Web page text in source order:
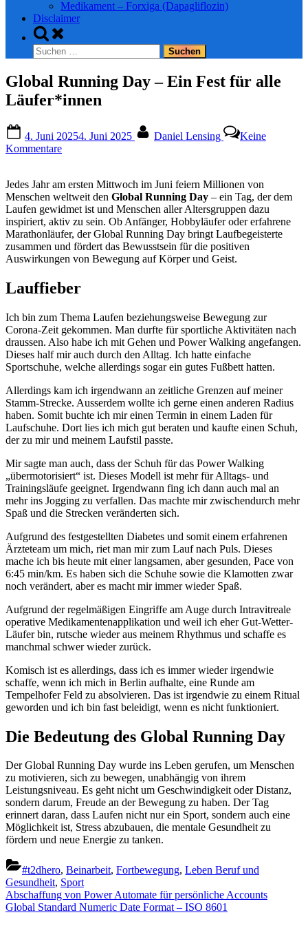
Medikament – Forxiga (Dapagliflozin)
Disclaimer
Toggle
search
form
Suchen
nach:
Global Running Day – Ein Fest für alle
Läufer*innen
on
4. Juni 20254. Juni 2025 Daniel Lensing
Keine
Kommentarezu
Day
–
Ein
Fest
für
alle
Läufer*innen
Jedes Jahr am ersten Mittwoch im Juni feiern Millionen von
Menschen weltweit den Global Running Day – ein Tag, der dem
Laufen gewidmet ist und Menschen aller Altersgruppen dazu
inspiriert, aktiv zu sein. Ob Anfänger, Hobbyläufer oder erfahrene
Marathonläufer, der Global Running Day bringt Laufbegeisterte
zusammen und fördert das Bewusstsein für die positiven
Auswirkungen von Bewegung auf Körper und Geist.
Lauffieber
Ich bin zum Thema Laufen beziehungsweise Bewegung zur
Corona-Zeit gekommen. Man durfte für sportliche Aktivitäten nach
draussen. Also habe ich mit Gehen und Power Walking angefangen.
Dieses half mir auch durch den Alltag. Ich hatte einfache
Sportschuhe, welche allerdings sogar ein gutes Fußbett hatten.
Allerdings kam ich irgendwann an zeitliche Grenzen auf meiner
Stamm-Strecke. Ausserdem wollte ich gerne einen anderen Radius
haben. Somit buchte ich mir einen Termin in einem Laden für
Laufschuhe. Dort lies ich mich gut beraten und kaufte einen Schuh,
der zu mir und meinem Laufstil passte.
Mir sagte man auch, dass der Schuh für das Power Walking
„übermotorisiert“ ist. Dieses Modell ist mehr für Alltags- und
Trainingsläufe geeignet. Irgendwann fing ich dann auch mal an
mehr ins Jogging zu verfallen. Das machte mir zwischendurch mehr
Spaß und die Strecken veränderten sich.
Aufgrund des festgestellten Diabetes und somit einem erfahrenen
Ärzteteam um mich, riet man mir zum Lauf nach Puls. Dieses
mache ich bis heute mit einer langsamen, aber gesunden, Pace von
6:45 min/km. Es haben sich die Schuhe sowie die Klamotten zwar
noch verändert, aber es macht mir immer wieder Spaß.
Aufgrund der regelmäßigen Eingriffe am Auge durch Intravitreale
operative Medikamentenapplikation und weil ich eher Gut-Wetter-
Läufer bin, rutsche wieder aus meinem Rhythmus und schaffe es
manchmal schwer wieder zurück.
Komisch ist es allerdings, dass ich es immer wieder irgendwie
schaffe, wenn ich mich in Berlin aufhalte, eine Runde am
Tempelhofer Feld zu absolvieren. Das ist irgendwie zu einem Ritual
geworden und ich bin fast beleidigt, wenn es nicht funktioniert.
Die Bedeutung des Global Running Day
Der Global Running Day wurde ins Leben gerufen, um Menschen
zu motivieren, sich zu bewegen, unabhängig von ihrem
Leistungsniveau. Es geht nicht um Geschwindigkeit oder Distanz,
sondern darum, Freude an der Bewegung zu haben. Der Tag
erinnert daran, dass Laufen nicht nur ein Sport, sondern auch eine
Möglichkeit ist, Stress abzubauen, die mentale Gesundheit zu
fördern und neue Energie zu tanken.
#t2dhero, Beinarbeit, Fortbewegung, Leben Beruf und
Gesundheit, Sport
Beitragsnavigation
Previous
Post:
Abschaffung von Power Automate für persönliche Accounts
Next
Global Standard Numeric Date Format – ISO 8601